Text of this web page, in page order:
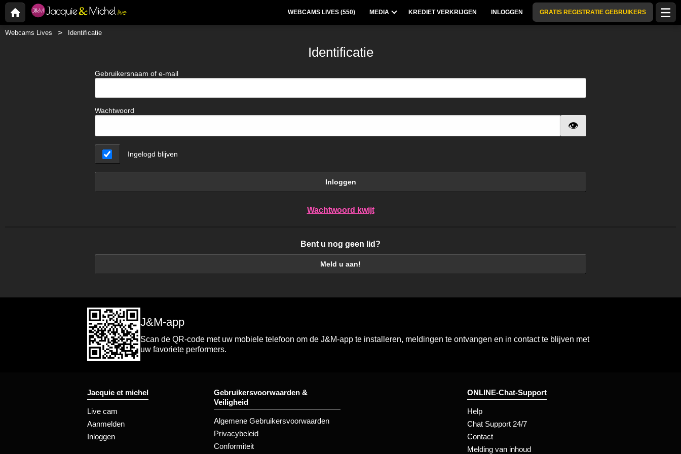
WEBCAMS LIVES (550) MEDIA KREDIET VERKRIJGEN INLOGGEN GRATIS REGISTRATIE GEBRUIKERS
Webcams Lives Identificatie
Identificatie
Gebruikersnaam of e-mail
Wachtwoord
Ingelogd blijven
Inloggen
Wachtwoord kwijt
Bent u nog geen lid?
Meld u aan!
J&M-app
Scan de QR-code met uw mobiele telefoon om de J&M-app te installeren, meldingen te ontvangen en in contact te blijven met
uw favoriete performers.
Jacquie et michel
Live cam
Aanmelden
Inloggen
Gebruikersvoorwaarden &
Veiligheid
Algemene Gebruikersvoorwaarden
Privacybeleid
Conformiteit
ONLINE-Chat-Support
Help
Chat Support 24/7
Contact
Melding van inhoud